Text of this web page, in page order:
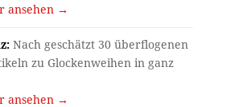
ansehen →
Nach geschätzt 30 überflogenen
zu Glockenweihen in ganz
ansehen →